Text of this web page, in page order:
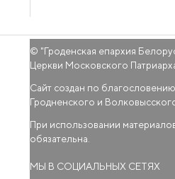
© "Гроденская епархия
Церкви Московского
Сайт создан по
Гродненского и
При использовании
обязательна.
МЫ В СОЦИАЛЬНЫХ СЕТЯХ